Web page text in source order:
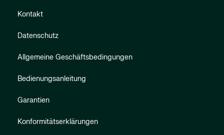
Kontakt
Datenschutz
Allgemeine Geschäftsbedingungen
Bedienungsanleitung
Garantien
Konformitätserklärungen